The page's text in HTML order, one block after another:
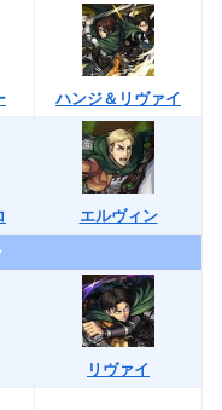
ハンジ＆リヴァイ
エルヴィン
リヴァイ